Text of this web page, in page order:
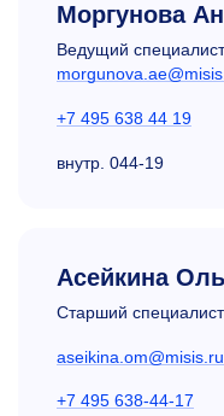
Моргунова
Ведущий
+7 495 638 44 19
внутр. 044-19
Асейкина
Старший
aseikina.om@misis.ru
+7 495 638-44-17